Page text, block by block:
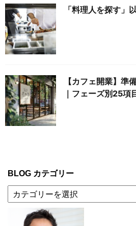
「料理人を探す」
【カフェ開業】準
｜フェーズ別25項
BLOG カテゴリー